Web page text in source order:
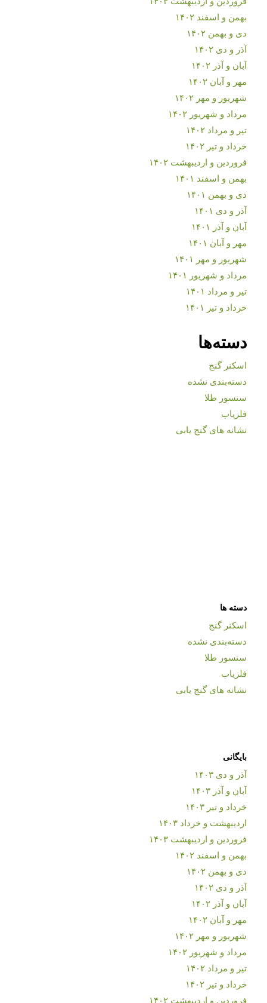
بهمن و اسفند ۱۴۰۲
دی و بهمن ۱۴۰۲
آذر و دی ۱۴۰۲
آبان و آذر ۱۴۰۲
مهر و آبان ۱۴۰۲
شهریور و مهر ۱۴۰۲
مرداد و شهریور ۱۴۰۲
تیر و مرداد ۱۴۰۲
خرداد و تیر ۱۴۰۲
فروردین و اردیبهشت ۱۴۰۲
بهمن و اسفند ۱۴۰۱
دی و بهمن ۱۴۰۱
آذر و دی ۱۴۰۱
آبان و آذر ۱۴۰۱
مهر و آبان ۱۴۰۱
شهریور و مهر ۱۴۰۱
مرداد و شهریور ۱۴۰۱
تیر و مرداد ۱۴۰۱
خرداد و تیر ۱۴۰۱
دسته‌ها
اسکنر گنج
دسته‌بندی نشده
سنسور طلا
فلزیاب
نشانه های گنج یابی
دسته ها
اسکنر گنج
دسته‌بندی نشده
سنسور طلا
فلزیاب
نشانه های گنج یابی
بایگانی
آذر و دی ۱۴۰۳
آبان و آذر ۱۴۰۳
خرداد و تیر ۱۴۰۳
اردیبهشت و خرداد ۱۴۰۳
فروردین و اردیبهشت ۱۴۰۳
بهمن و اسفند ۱۴۰۲
دی و بهمن ۱۴۰۲
آذر و دی ۱۴۰۲
آبان و آذر ۱۴۰۲
مهر و آبان ۱۴۰۲
شهریور و مهر ۱۴۰۲
مرداد و شهریور ۱۴۰۲
تیر و مرداد ۱۴۰۲
خرداد و تیر ۱۴۰۲
فروردین و اردیبهشت ۱۴۰۲